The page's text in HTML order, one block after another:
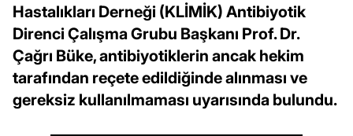
Hastalıkları Derneği (KLİMİK) Antibiyotik
Direnci Çalışma Grubu Başkanı Prof. Dr.
Çağrı Büke, antibiyotiklerin ancak hekim
tarafından reçete edildiğinde alınması ve
gereksiz kullanılmaması uyarısında bulundu.